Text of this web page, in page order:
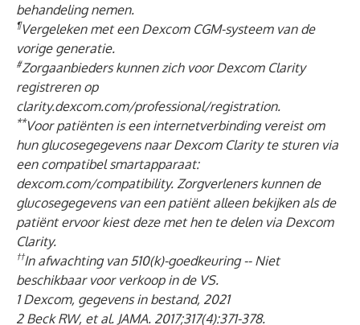
behandeling nemen.
¶Vergeleken met een Dexcom CGM-systeem van de
vorige generatie.
#Zorgaanbieders kunnen zich voor Dexcom Clarity
registreren op
clarity.dexcom.com/professional/registration.
**Voor patiënten is een internetverbinding vereist om
hun glucosegegevens naar Dexcom Clarity te sturen via
een compatibel smartapparaat:
dexcom.com/compatibility. Zorgverleners kunnen de
glucosegegevens van een patiënt alleen bekijken als de
patiënt ervoor kiest deze met hen te delen via Dexcom
Clarity.
††In afwachting van 510(k)-goedkeuring -- Niet
beschikbaar voor verkoop in de VS.
1 Dexcom, gegevens in bestand, 2021
2 Beck RW, et al. JAMA. 2017;317(4):371-378.